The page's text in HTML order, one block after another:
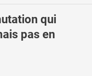
qui
pas en